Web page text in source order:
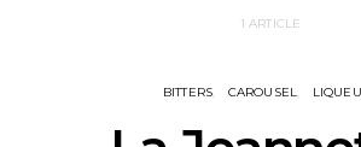
1 ARTICLE
BITTERS CAROUSEL